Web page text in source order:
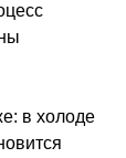
в холоде